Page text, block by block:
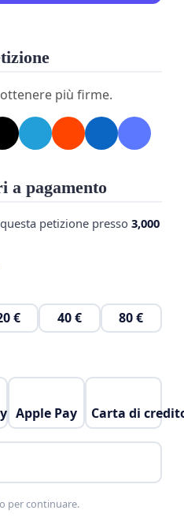
più firme.
a pagamento
petizione presso 3,000
€ 40 € 80 €
Apple Pay Carta di
per continuare.